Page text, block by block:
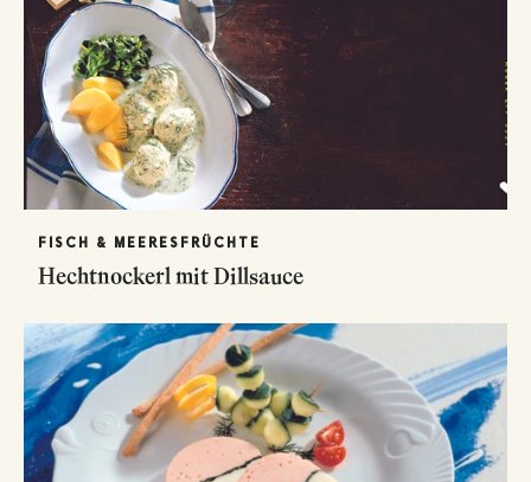
FISCH & MEERESFRÜCHTE
Hechtnockerl mit Dillsauce